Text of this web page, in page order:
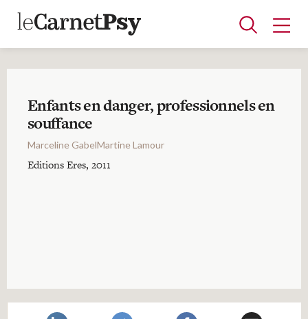
Articles
A la une
Adolescence
Dispositif
Enfance
Périnatalité
Psychanalyse
Psychopathologie
Soin
Dossiers
Recherches
Enfants en danger, professionnels en
souffance
Marceline GabelMartine Lamour
Editions Eres, 2011